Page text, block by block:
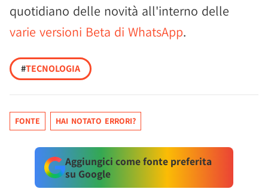
quotidiano delle novità all'interno delle
varie versioni Beta di WhatsApp.
#TECNOLOGIA
FONTE HAI NOTATO ERRORI?
Aggiungici come fonte preferita
su Google